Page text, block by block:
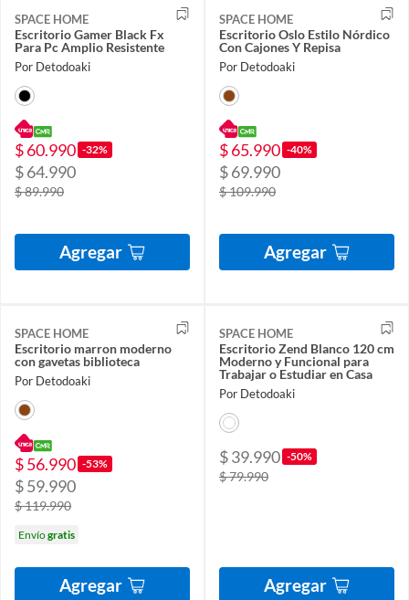
SPACE HOME
Escritorio Gamer Black Fx
Para Pc Amplio Resistente
Por Detodoaki
$ 60.990 -32%
$ 64.990
$ 89.990
Agregar
SPACE HOME
Escritorio Oslo Estilo Nórdico
Con Cajones Y Repisa
Por Detodoaki
$ 65.990 -40%
$ 69.990
$ 109.990
Agregar
SPACE HOME
Escritorio marron moderno
con gavetas biblioteca
Por Detodoaki
$ 56.990 -53%
$ 59.990
$ 119.990
Envíogratis
Agregar
SPACE HOME
Escritorio Zend Blanco 120 cm
Moderno y Funcional para
Trabajar o Estudiar en Casa
Por Detodoaki
$ 39.990 -50%
$ 79.990
Agregar